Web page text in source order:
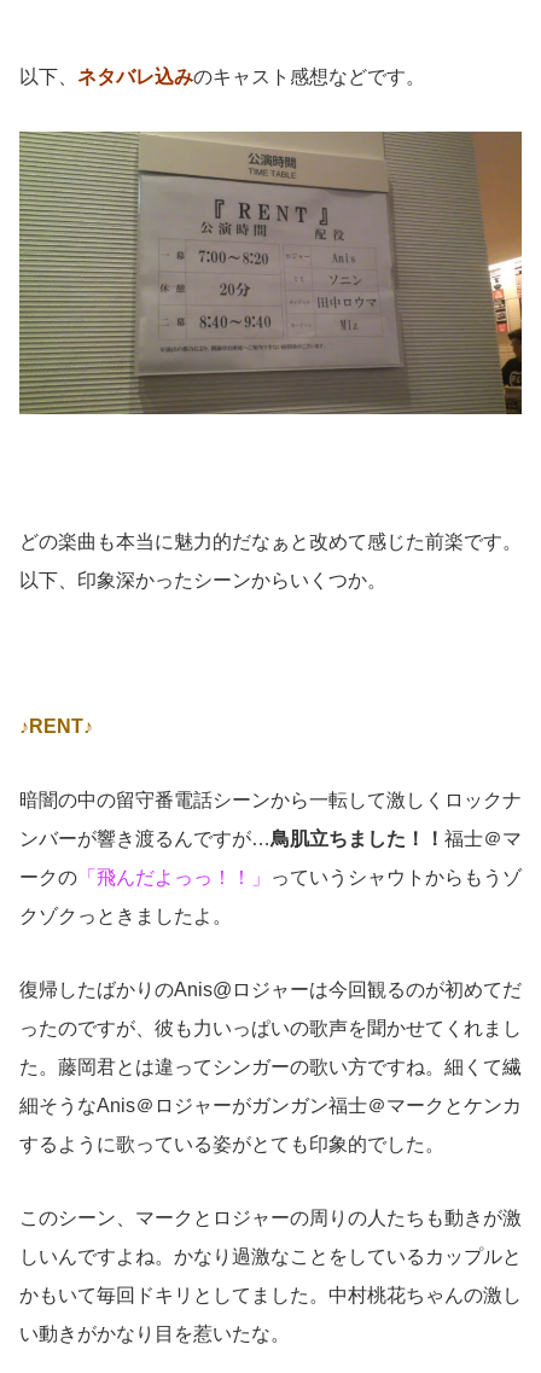
以下、 ネタバレ込みのキャスト感想などです。
どの楽曲も本当に魅力的だなぁと改めて感じた前楽です。
以下、印象深かったシーンからいくつか。
♪RENT♪
暗闇の中の留守番電話シーンから一転して激しくロックナ
ンバーが響き渡るんですが…鳥肌立ちました！！ 福士＠マ
ークの 「飛んだよっっ！！」
っていうシャウトからもうゾ
クゾクっときましたよ。
復帰したばかりのAnis@ロジャーは今回観るのが初めてだ
ったのですが、彼も力いっぱいの歌声を聞かせてくれまし
た。藤岡君とは違ってシンガーの歌い方ですね。細くて繊
細そうなAnis＠ロジャーがガンガン福士＠マークとケンカ
するように歌っている姿がとても印象的でした。
このシーン、マークとロジャーの周りの人たちも動きが激
しいんですよね。かなり過激なことをしているカップルと
かもいて毎回ドキリとしてました。中村桃花ちゃんの激し
い動きがかなり目を惹いたな。